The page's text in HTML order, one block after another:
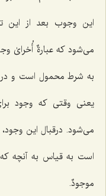
این وجوب بعد از
می‌شود که عبارةٌ
به شرط محمول است و در
یعنی وقتی که وجود
می‌شود. درقبال این
است به قیاس به آنچه
موجودٌ.